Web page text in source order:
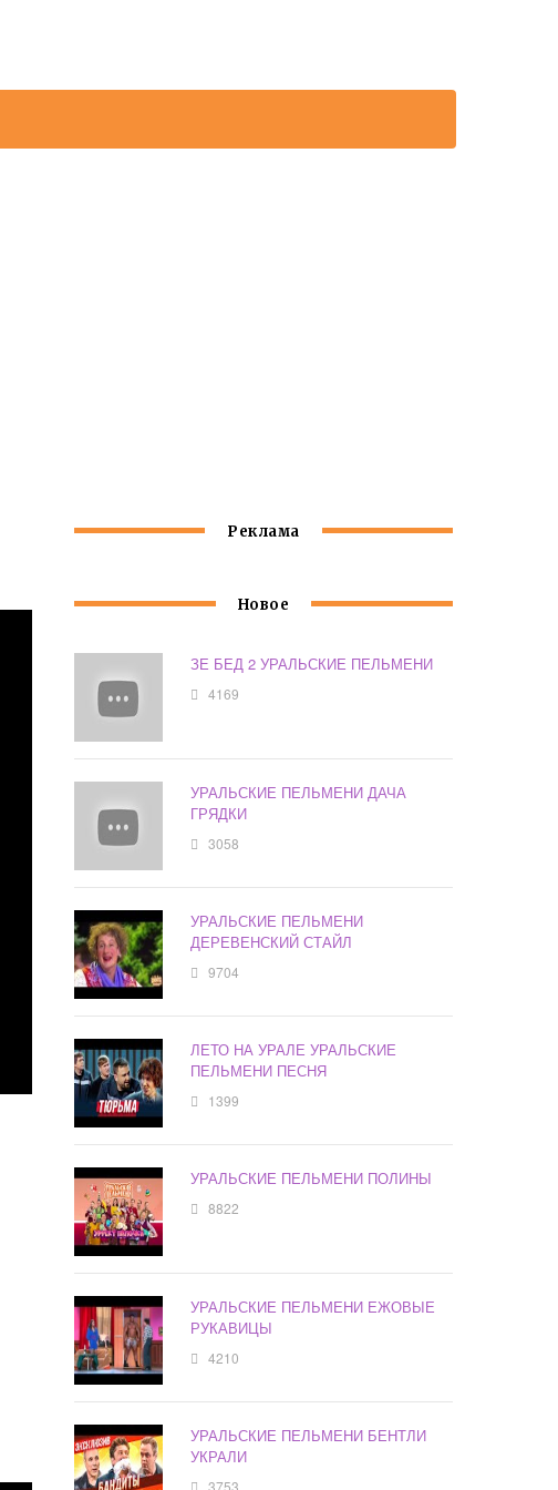
Реклама
Новое
ЗЕ БЕД 2 УРАЛЬСКИЕ ПЕЛЬМЕНИ
4169
УРАЛЬСКИЕ ПЕЛЬМЕНИ ДАЧА
ГРЯДКИ
3058
УРАЛЬСКИЕ ПЕЛЬМЕНИ
ДЕРЕВЕНСКИЙ СТАЙЛ
9704
ЛЕТО НА УРАЛЕ УРАЛЬСКИЕ
ПЕЛЬМЕНИ ПЕСНЯ
1399
УРАЛЬСКИЕ ПЕЛЬМЕНИ ПОЛИНЫ
8822
УРАЛЬСКИЕ ПЕЛЬМЕНИ ЕЖОВЫЕ
РУКАВИЦЫ
4210
УРАЛЬСКИЕ ПЕЛЬМЕНИ БЕНТЛИ
УКРАЛИ